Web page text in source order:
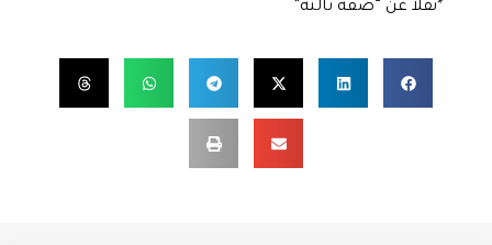
*نقلا عن “ضفة ثالثة”